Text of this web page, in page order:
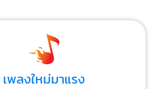
เพลงใหม่มาแรง